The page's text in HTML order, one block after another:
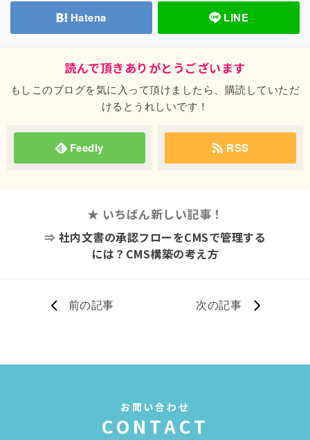
Hatena LINE
読んで頂きありがとうございます
もしこのブログを気に入って頂けましたら、購読していただ
けるとうれしいです！
Feedly RSS
★ いちばん新しい記事！
⇒ 社内文書の承認フローをCMSで管理する
には？CMS構築の考え方
前の記事 次の記事
お問い合わせ
CONTACT